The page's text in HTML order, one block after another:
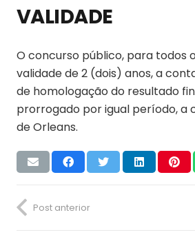
VALIDADE
O concurso público, para todos
validade de 2 (dois) anos, a
de homologação do resultado
prorrogado por igual período, a
de Orleans.
Post anterior